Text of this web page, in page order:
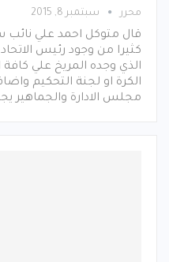
محرر سبتمبر 8, 2015
قال متوكل احمد علي نائب
كثيرا من وجود رئيس
الذي وجده المريخ علي
الكرة او لجنة التحكيم
مجلس الادارة والجماهير